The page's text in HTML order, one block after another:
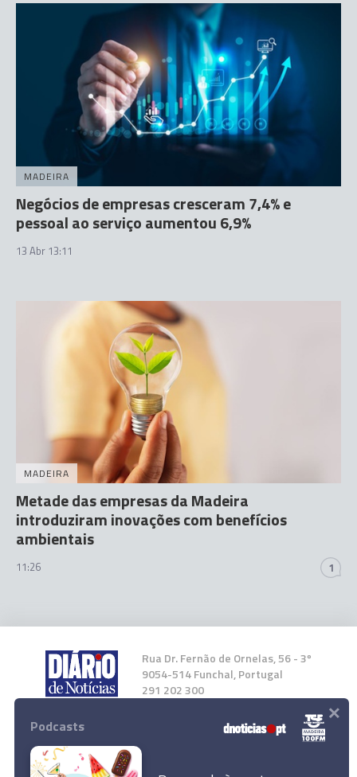
MADEIRA
Negócios de empresas cresceram 7,4% e
pessoal ao serviço aumentou 6,9%
13 Abr 13:11
MADEIRA
Metade das empresas da Madeira
introduziram inovações com benefícios
ambientais
11:26 1
Rua Dr. Fernão de Ornelas, 56 - 3º
9054-514 Funchal, Portugal
291 202 300
Instale a nossa App
Podcasts ×